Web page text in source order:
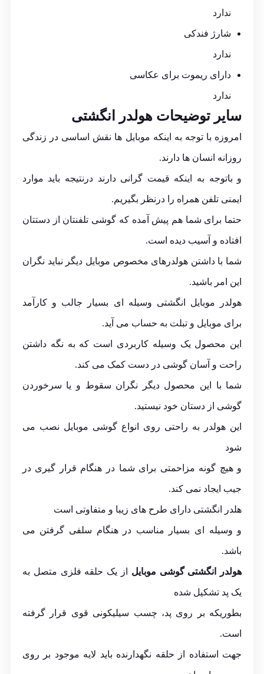
ندارد
شارژ فندکی
ندارد
دارای ریموت برای عکاسی
ندارد
سایر توضیحات هولدر انگشتی
امروزه با توجه به اینکه موبایل ها نقش اساسی در زندگی
روزانه انسان ها دارند.
و باتوجه به اینکه قیمت گرانی دارند درنتیجه باید موارد
ایمنی تلفن همراه را درنظر بگیریم.
حتما برای شما هم پیش آمده که گوشی تلفنتان از دستتان
افتاده و آسیب دیده است.
شما با داشتن هولدر های مخصوص موبایل دیگر نباید نگران
این امر باشید.
هولدر موبایل انگشتی وسیله ای بسیار جالب و کارآمد
برای موبایل و تبلت به حساب می آید.
این محصول یک وسیله کاربردی است که به نگه داشتن
راحت و آسان گوشی در دست کمک می کند.
شما با این محصول دیگر نگران سقوط و یا سرخوردن
گوشی از دستان خود نیستید.
این هولدر به راحتی روی انواع گوشی موبایل نصب می
شود
و هیچ گونه مزاحمتی برای شما در هنگام قرار گیری در
جیب ایجاد نمی کند.
هلدر انگشتی دارای طرح های زیبا و متفاوتی است
و وسیله ای بسیار مناسب در هنگام سلفی گرفتن می
باشد.
هولدر انگشتی گوشی موبایل از یک حلقه فلزی متصل به
یک پد تشکیل شده
بطوریکه بر روی پد، چسب سیلیکونی قوی قرار گرفته
است.
جهت استفاده از حلقه نگهدارنده باید لایه موجود بر روی